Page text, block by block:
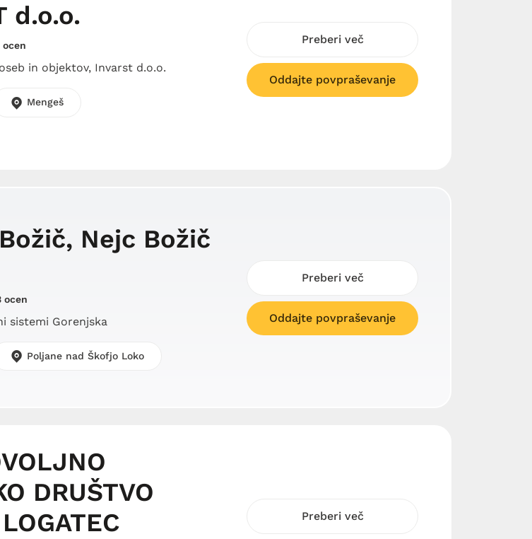
d.o.o.
ocen
in objektov, Invarst d.o.o.
Mengeš
Preberi več
Oddajte povpraševanje
Nejc Božič
ocen
sistemi Gorenjska
Poljane nad Škofjo Loko
Preberi več
Oddajte povpraševanje
DRUŠTVO
Preberi več